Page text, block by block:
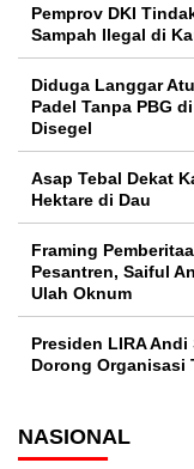
Pemprov DKI
Sampah Ilegal di
Diduga Langgar
Padel Tanpa PBG
Disegel
Asap Tebal Dekat
Hektare di Dau
Framing
Pesantren, Saiful
Ulah Oknum
Presiden LIRA
Dorong Organisasi
NASIONAL